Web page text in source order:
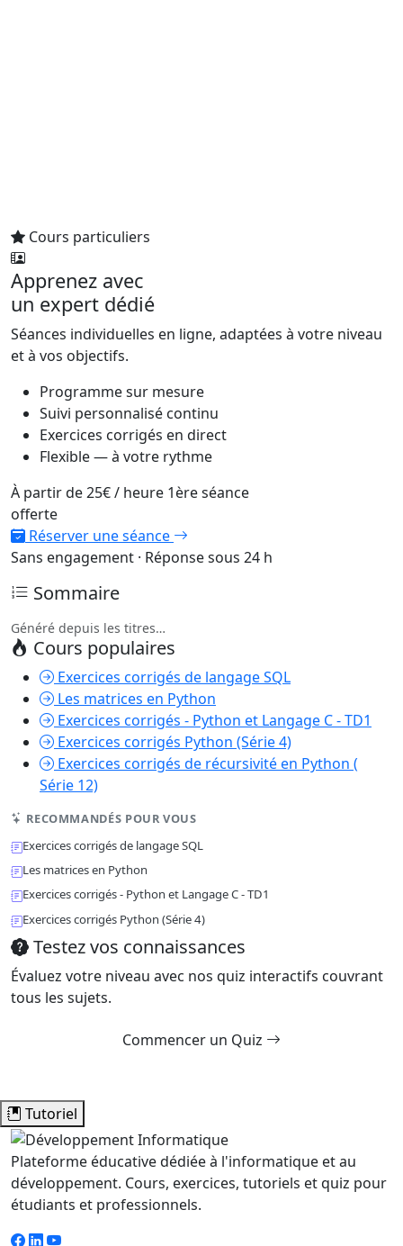
Cours particuliers
Apprenez avec
un expert dédié
Séances individuelles en ligne, adaptées à votre niveau
et à vos objectifs.
Programme sur mesure
Suivi personnalisé continu
Exercices corrigés en direct
Flexible — à votre rythme
À partir de25€/ heure 1ère séance
offerte
Réserver une séance
Sans engagement · Réponse sous 24 h
Sommaire
Généré depuis les titres…
Cours populaires
Exercices corrigés de langage SQL
Les matrices en Python
Exercices corrigés - Python et Langage C - TD1
Exercices corrigés Python (Série 4)
Exercices corrigés de récursivité en Python (
Série 12)
RECOMMANDÉS POUR VOUS
Exercices corrigés de langage SQL
Les matrices en Python
Exercices corrigés - Python et Langage C - TD1
Exercices corrigés Python (Série 4)
Testez vos connaissances
Évaluez votre niveau avec nos quiz interactifs couvrant
tous les sujets.
Commencer un Quiz
Tutoriel
Plateforme éducative dédiée à l'informatique et au
développement. Cours, exercices, tutoriels et quiz pour
étudiants et professionnels.